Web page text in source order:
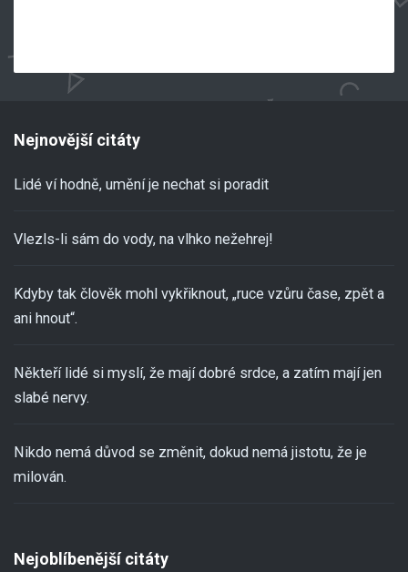
Nejnovější citáty
Lidé ví hodně, umění je nechat si poradit
Vlezls-li sám do vody, na vlhko nežehrej!
Kdyby tak člověk mohl vykřiknout, „ruce vzůru čase, zpět a
ani hnout“.
Někteří lidé si myslí, že mají dobré srdce, a zatím mají jen
slabé nervy.
Nikdo nemá důvod se změnit, dokud nemá jistotu, že je
milován.
Nejoblíbenější citáty